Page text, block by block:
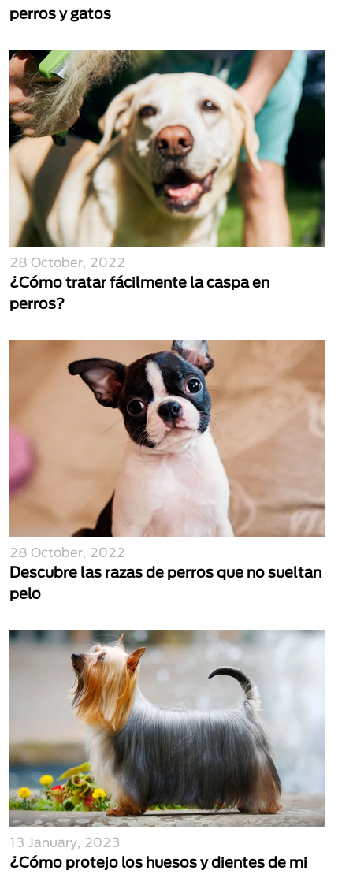
perros y gatos
28 October, 2022
¿Cómo tratar fácilmente la caspa en
perros?
28 October, 2022
Descubre las razas de perros que no sueltan
pelo
13 January, 2023
¿Cómo protejo los huesos y dientes de mi